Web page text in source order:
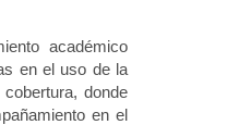
académico
en el uso de la
donde
en el